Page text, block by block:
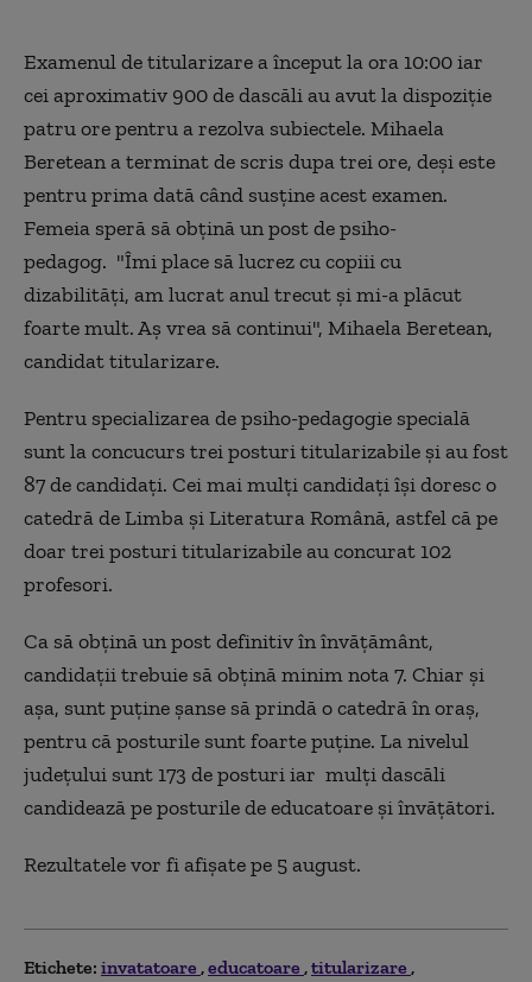
Examenul de titularizare a început la ora 10:00 iar
cei aproximativ 900 de dascăli au avut la dispoziţie
patru ore pentru a rezolva subiectele. Mihaela
Beretean a terminat de scris dupa trei ore, deşi este
pentru prima dată când susţine acest examen.
Femeia speră să obţină un post de psiho-
pedagog. "Îmi place să lucrez cu copiii cu
dizabilităţi, am lucrat anul trecut şi mi-a plăcut
foarte mult. Aş vrea să continui", Mihaela Beretean,
candidat titularizare.
Pentru specializarea de psiho-pedagogie specială
sunt la concucurs trei posturi titularizabile şi au fost
87 de candidaţi. Cei mai mulţi candidaţi îşi doresc o
catedră de Limba şi Literatura Română, astfel că pe
doar trei posturi titularizabile au concurat 102
profesori.
Ca să obţină un post definitiv în învăţământ,
candidaţii trebuie să obţină minim nota 7. Chiar şi
aşa, sunt puţine şanse să prindă o catedră în oraş,
pentru că posturile sunt foarte puţine. La nivelul
judeţului sunt 173 de posturi iar mulţi dascăli
candidează pe posturile de educatoare şi învăţători.
Rezultatele vor fi afişate pe 5 august.
Etichete: invatatoare educatoare titularizare